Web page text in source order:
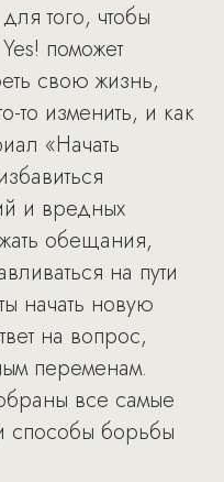
того, чтобы
поможет
свою жизнь,
то изменить, и как
«Начать
и вредных
обещания,
на пути
начать новую
на вопрос,
переменам.
все самые
способы борьбы